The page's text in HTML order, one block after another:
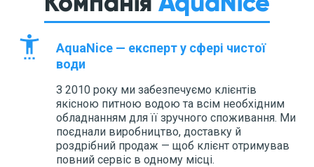
settings_accessibility
AquaNice — експерт у сфері чистої
води
З 2010 року ми забезпечуємо клієнтів
якісною питною водою та всім необхідним
обладнанням для її зручного споживання. Ми
поєднали виробництво, доставку й
роздрібний продаж — щоб клієнт отримував
повний сервіс в одному місці.